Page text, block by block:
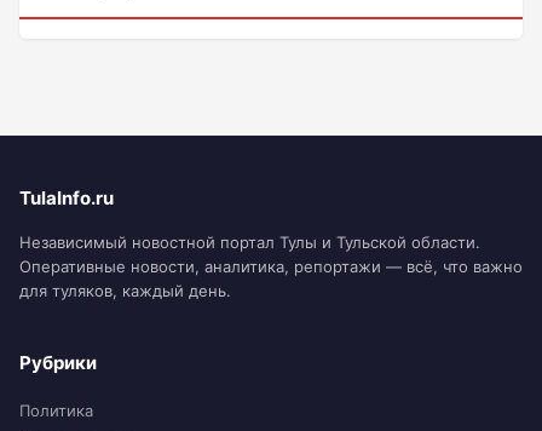
TulaInfo.ru
Независимый новостной портал Тулы и Тульской области.
Оперативные новости, аналитика, репортажи — всё, что важно
для туляков, каждый день.
Рубрики
Политика